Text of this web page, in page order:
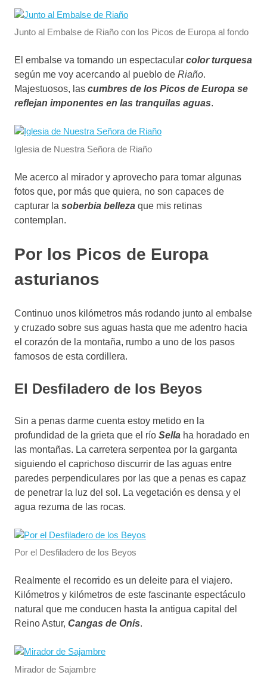
Junto al Embalse de Riaño con los Picos de Europa al fondo
El embalse va tomando un espectacular color turquesa
según me voy acercando al pueblo de Riaño.
Majestuosos, las cumbres de los Picos de Europa se
reflejan imponentes en las tranquilas aguas.
Iglesia de Nuestra Señora de Riaño
Me acerco al mirador y aprovecho para tomar algunas
fotos que, por más que quiera, no son capaces de
capturar la soberbia belleza que mis retinas
contemplan.
Por los Picos de Europa
asturianos
Continuo unos kilómetros más rodando junto al embalse
y cruzado sobre sus aguas hasta que me adentro hacia
el corazón de la montaña, rumbo a uno de los pasos
famosos de esta cordillera.
El Desfiladero de los Beyos
Sin a penas darme cuenta estoy metido en la
profundidad de la grieta que el río Sella ha horadado en
las montañas. La carretera serpentea por la garganta
siguiendo el caprichoso discurrir de las aguas entre
paredes perpendiculares por las que a penas es capaz
de penetrar la luz del sol. La vegetación es densa y el
agua rezuma de las rocas.
Por el Desfiladero de los Beyos
Realmente el recorrido es un deleite para el viajero.
Kilómetros y kilómetros de este fascinante espectáculo
natural que me conducen hasta la antigua capital del
Reino Astur, Cangas de Onís.
Mirador de Sajambre